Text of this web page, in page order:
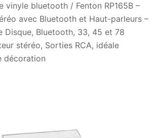
vinyle bluetooth / Fenton RP165B –
avec Bluetooth et Haut-parleurs –
Disque, Bluetooth, 33, 45 et 78
stéréo, Sorties RCA, idéale
décoration